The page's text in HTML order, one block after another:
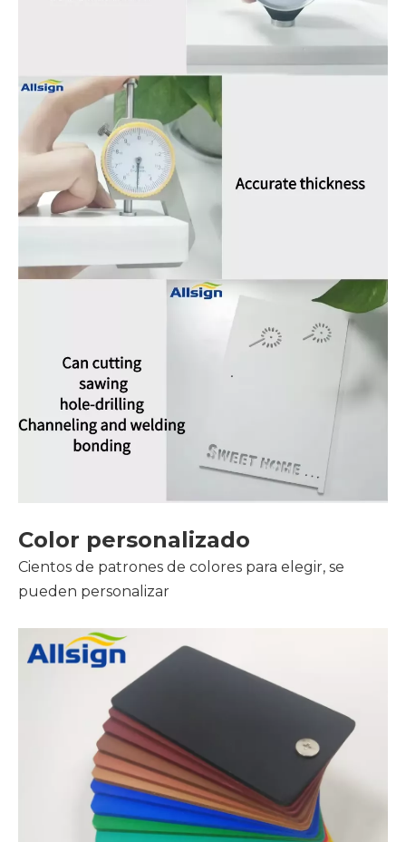
Color personalizado
Cientos de patrones de colores para elegir, se
pueden personalizar